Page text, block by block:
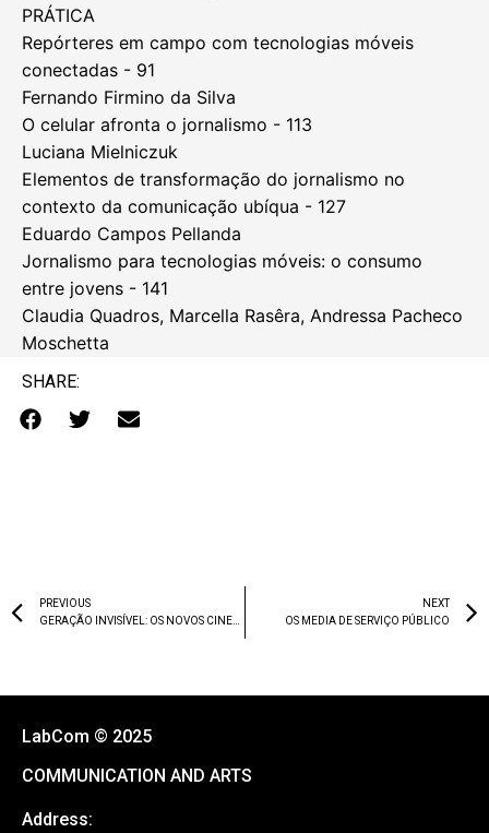
PRÁTICA
Repórteres em campo com tecnologias móveis
conectadas - 91
Fernando Firmino da Silva
O celular afronta o jornalismo - 113
Luciana Mielniczuk
Elementos de transformação do jornalismo no
contexto da comunicação ubíqua - 127
Eduardo Campos Pellanda
Jornalismo para tecnologias móveis: o consumo
entre jovens - 141
Claudia Quadros, Marcella Rasêra, Andressa Pacheco
Moschetta
SHARE:
PREVIOUS
NEXT
OS MEDIA DE SERVIÇO PÚBLICO
LabCom © 2025
COMMUNICATION AND ARTS
Address: